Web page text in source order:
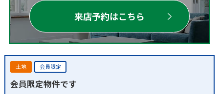
来店予約はこちら
土地 会員限定
会員限定物件です